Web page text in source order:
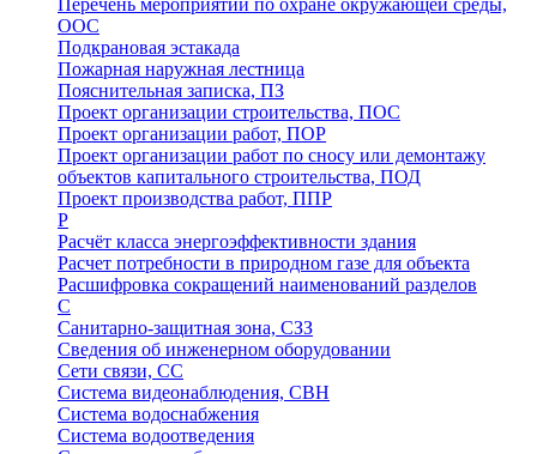
Перечень мероприятий по охране окружающей среды,
ООС
Подкрановая эстакада
Пожарная наружная лестница
Пояснительная записка, ПЗ
Проект организации строительства, ПОС
Проект организации работ, ПОР
Проект организации работ по сносу или демонтажу
объектов капитального строительства, ПОД
Проект производства работ, ППР
Р
Расчёт класса энергоэффективности здания
Расчет потребности в природном газе для объекта
Расшифровка сокращений наименований разделов
С
Санитарно-защитная зона, СЗЗ
Сведения об инженерном оборудовании
Сети связи, СС
Система видеонаблюдения, СВН
Система водоснабжения
Система водоотведения